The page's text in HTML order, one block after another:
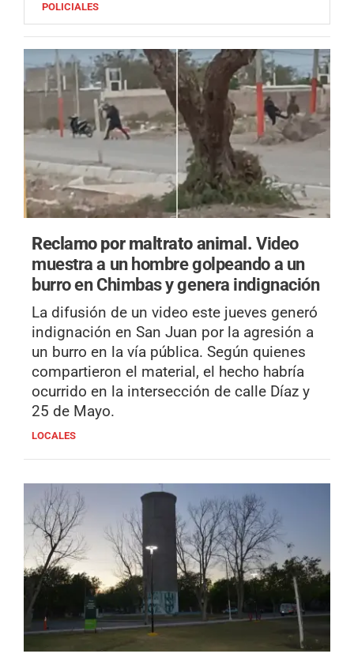
POLICIALES
Reclamo por maltrato animal.Video
muestra a un hombre golpeando a un
burro en Chimbas y genera indignación
La difusión de un video este jueves generó
indignación en San Juan por la agresión a
un burro en la vía pública. Según quienes
compartieron el material, el hecho habría
ocurrido en la intersección de calle Díaz y
25 de Mayo.
LOCALES